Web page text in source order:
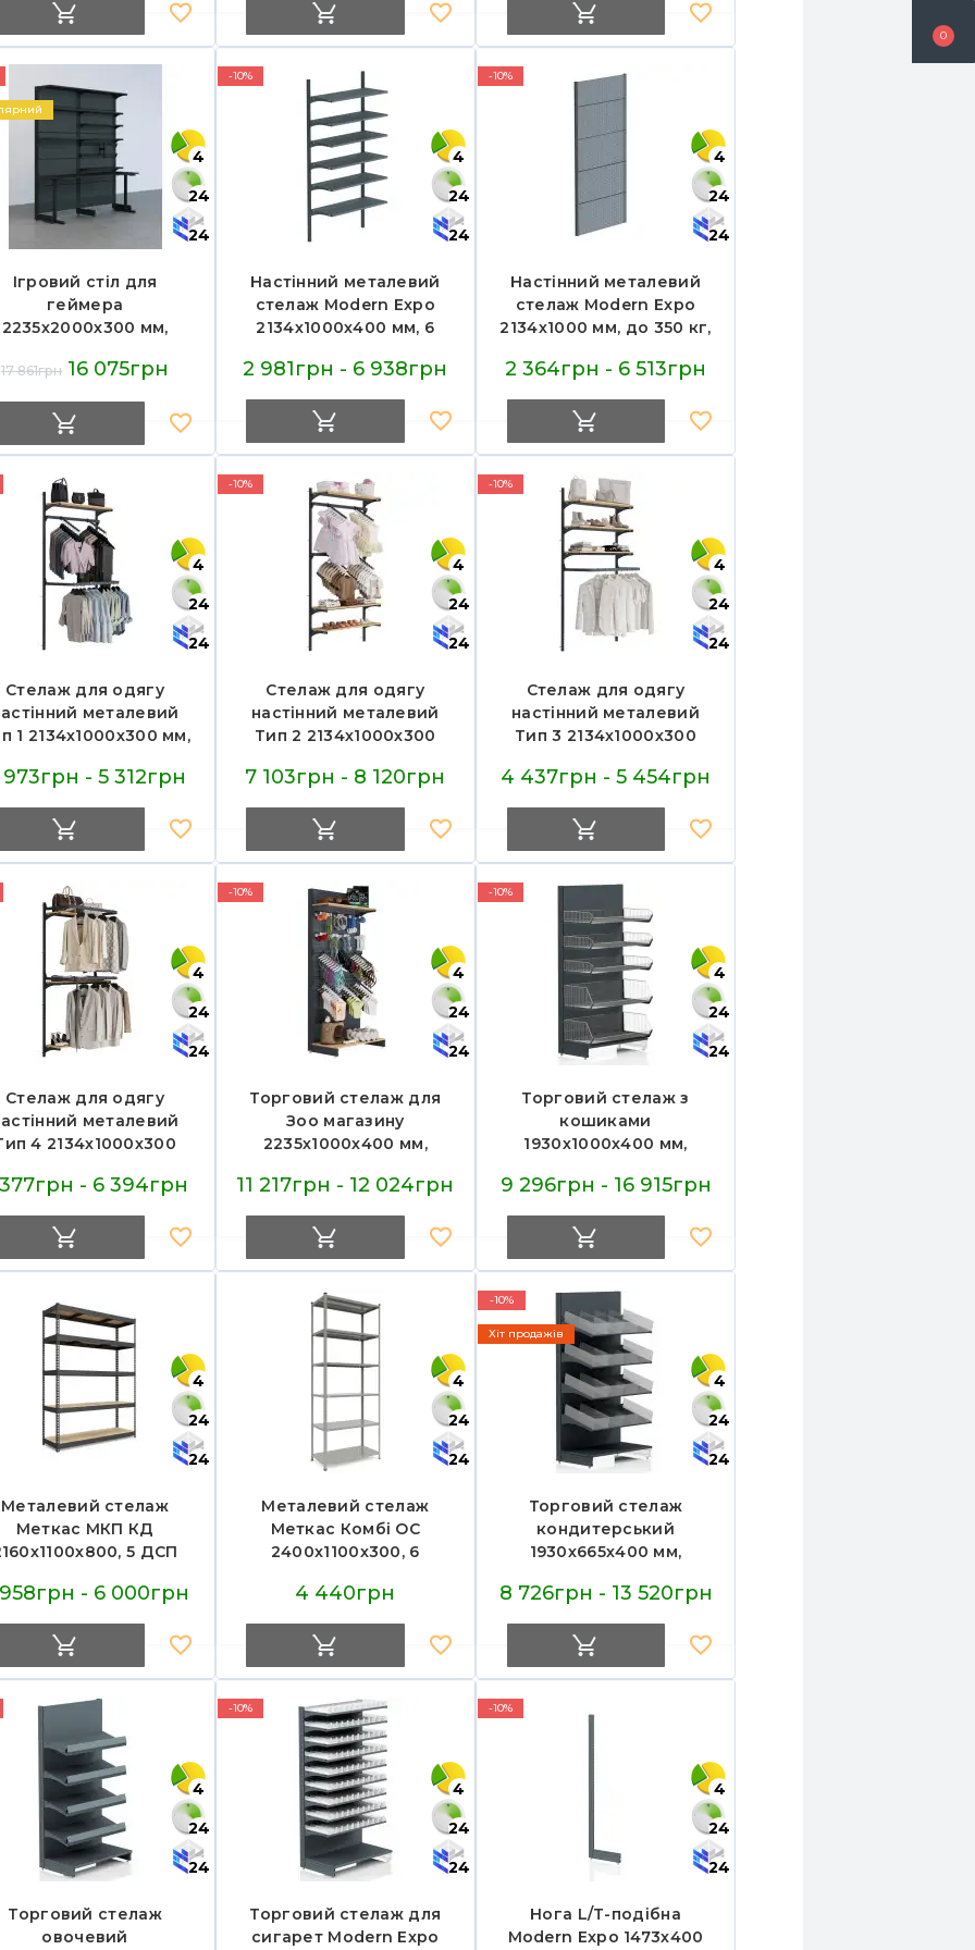
0
пекарень, Україна
4
24
24
Ігровий стіл для
геймера
2235х2000х300 мм,
пристінний,
17 861грн 16 075грн
-10%
4
24
24
Настінний металевий
стелаж Modern Expo
2134х1000х400 мм, 6
навантаження до 350
кг, для магазину та
складу
2 981грн - 6 938грн
-10%
4
24
24
Настінний металевий
стелаж Modern Expo
2134х1000 мм, до 350 кг,
складу та магазину,
Україна
2 364грн - 6 513грн
4
24
24
Стелаж для одягу
металевий
1 2134х1000х300 мм,
- 5 312грн
-10%
4
24
24
Стелаж для одягу
настінний металевий
Тип 2 2134х1000х300
7 103грн - 8 120грн
-10%
4
24
24
Стелаж для одягу
настінний металевий
Тип 3 2134х1000х300
4 437грн - 5 454грн
4
24
24
Стелаж для одягу
металевий
4 2134х1000х300
- 6 394грн
-10%
4
24
24
Торговий стелаж для
Зоо магазину
2235х1000х400 мм,
ДСП, пристінний,
антрацит, арт. 1020-
02423
11 217грн - 12 024грн
-10%
4
24
24
Торговий стелаж з
кошиками
1930х1000х400 мм,
2+3, антрацит,
металевий для
магазину
9 296грн - 16 915грн
4
24
24
Металевий стелаж
Меткас МКП КД
5 ДСП
— для
магазину, офісу
- 6 000грн
4
24
24
Металевий стелаж
Меткас Комбі ОС
2400x1100x300, 6
150 кг — універсальне
рішення для складу та
офісу
4 440грн
-10%
Хіт продажів
4
24
24
Торговий стелаж
кондитерський
1930х665х400 мм,
металевий, для
цукерок, антрацит
8 726грн - 13 520грн
4
24
24
Торговий стелаж
овочевий
-10%
4
24
24
Торговий стелаж для
сигарет Modern Expo
-10%
4
24
24
Нога L/T-подібна
Modern Expo 1473х400